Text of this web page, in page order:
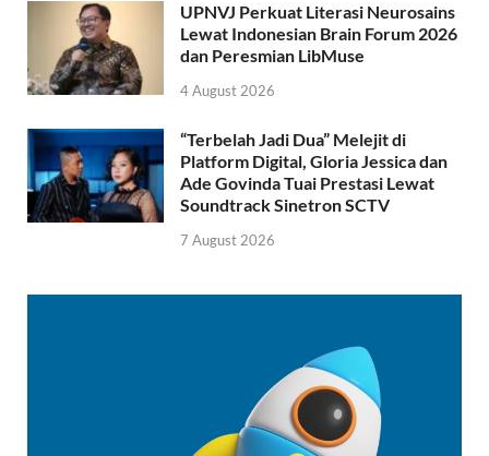
UPNVJ Perkuat Literasi Neurosains
Lewat Indonesian Brain Forum 2026
dan Peresmian LibMuse
4 August 2026
“Terbelah Jadi Dua” Melejit di
Platform Digital, Gloria Jessica dan
Ade Govinda Tuai Prestasi Lewat
Soundtrack Sinetron SCTV
7 August 2026